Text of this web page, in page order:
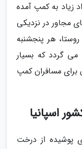
زیاد به کمپ آمده
مجاور در نزدیکی
هر پنجشنبه
می گردد که بسیار
برای مسافران کمپ
پوشیده از درخت